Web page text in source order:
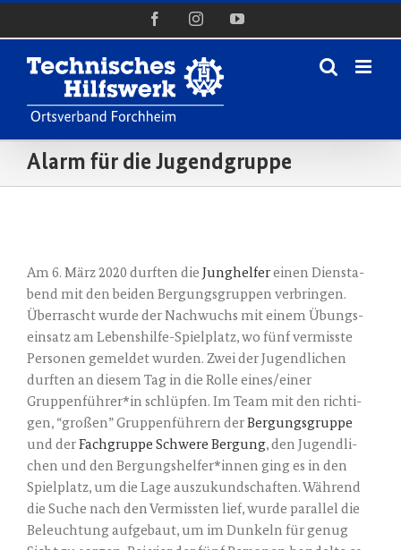
FacebookInstagramYouTube
Alarm für die Jugendgruppe
grösseres
Bild
Am 6. März 2020 durf­ten die Jung­hel­fereinen Diensta­
bend mit den bei­den Ber­gungs­grup­pen ver­brin­gen.
Über­rascht wur­de der Nach­wuchs mit einem Übungs­
ein­satz am Lebens­hil­fe-Spiel­platz, wo fünf ver­miss­te
Per­so­nen gemel­det wur­den. Zwei der Jugend­li­chen
durf­ten an die­sem Tag in die Rol­le eines/einer
Gruppenführer*in schlüp­fen. Im Team mit den rich­ti­
gen, “gro­ßen” Grup­pen­füh­rern derBer­gungs­grup­pe
und derFach­grup­pe Schwe­re Ber­gung, den Jugend­li­
chen und den Bergungshelfer*innen ging es in den
Spiel­platz, um die Lage aus­zu­kund­schaf­ten. Wäh­rend
die Suche nach den Ver­miss­ten lief, wur­de par­al­lel die
Beleuch­tung auf­ge­baut, um im Dun­keln für genug